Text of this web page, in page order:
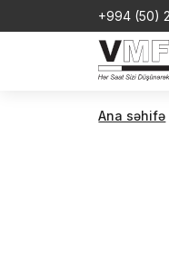
+994 (50)
Ana səhifə